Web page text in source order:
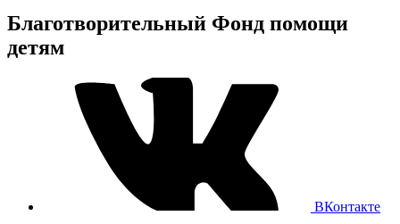
Благотворительный Фонд помощи
детям
ВКонтакте